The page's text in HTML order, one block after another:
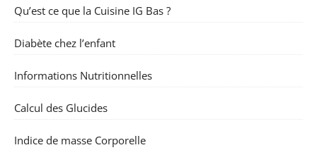
Qu’est ce que la Cuisine IG Bas ?
Diabète chez l’enfant
Informations Nutritionnelles
Calcul des Glucides
Indice de masse Corporelle